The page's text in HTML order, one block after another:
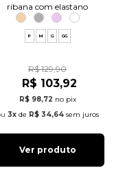
ribana com elastano
P M G GG
R$ 129,90
R$ 103,92
R$ 98,72 no pix
3xde R$ 34,64sem juros
Ver produto